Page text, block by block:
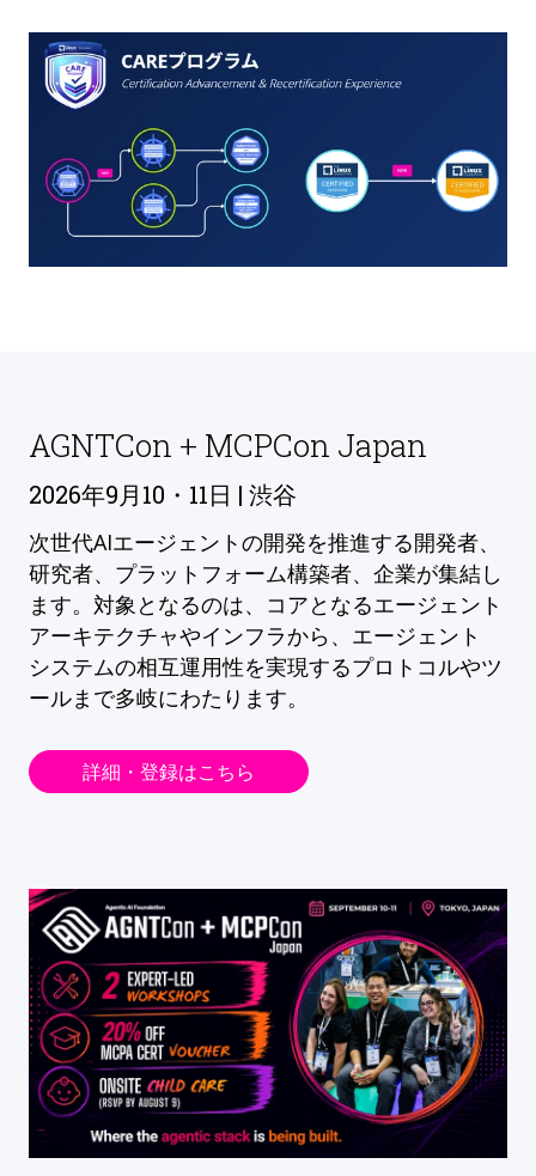
AGNTCon + MCPCon Japan
2026年9月10・11日 | 渋谷
次世代AIエージェントの開発を推進する開発者、
研究者、プラットフォーム構築者、企業が集結し
ます。対象となるのは、コアとなるエージェント
アーキテクチャやインフラから、エージェント
システムの相互運用性を実現するプロトコルやツ
ールまで多岐にわたります。
詳細・登録はこちら